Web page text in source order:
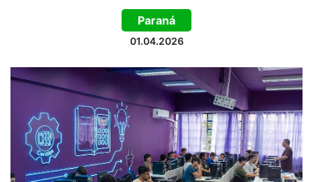
Paraná
01.04.2026